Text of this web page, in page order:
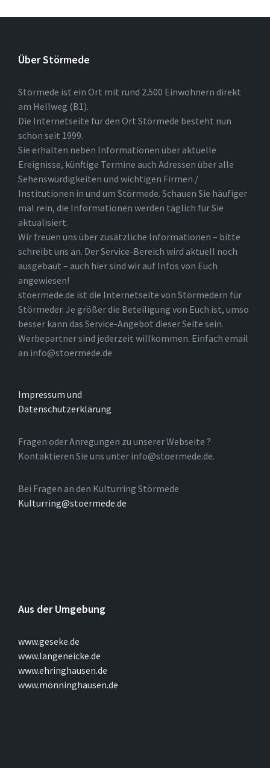
Über Störmede
Störmede ist ein Ort mit rund 2.500 Einwohnern direkt
am Hellweg (B1).
Die Internetseite für den Ort Störmede besteht nun
schon seit 1999.
Sie erhalten neben Informationen über aktuelle
Ereignisse, künftige Termine auch Adressen über alle
Sehenswürdigkeiten und wichtigen Firmen /
Institutionen in und um Störmede. Schauen Sie häufiger
mal rein, die Informationen werden täglich für Sie
aktualisiert.
Wir freuen uns über zusätzliche Informationen – bitte
schreibt uns an. Der Service-Bereich wird aktuell noch
ausgebaut – auch hier sind wir auf Infos von Euch
angewiesen!
stoermede.de ist die Internetseite von Störmedern für
Störmeder. Je größer die Beteiligung von Euch ist, umso
besser kann das Service-Angebot dieser Seite sein.
Werbepartner sind jederzeit willkommen. Einfach email
an info@stoermede.de
Impressum und
Datenschutzerklärung
Fragen oder Anregungen zu unserer Webseite ?
Kontaktieren Sie uns unter info@stoermede.de.
Bei Fragen an den Kulturring Störmede
Kulturring@stoermede.de
Aus der Umgebung
www.geseke.de
www.langeneicke.de
www.ehringhausen.de
www.mönninghausen.de